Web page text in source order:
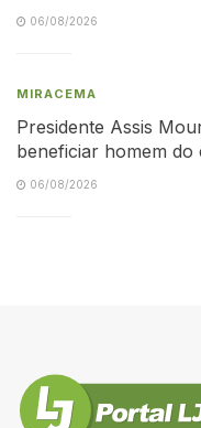
06/08/2026
MIRACEMA
Presidente Assis
beneficiar homem do
06/08/2026